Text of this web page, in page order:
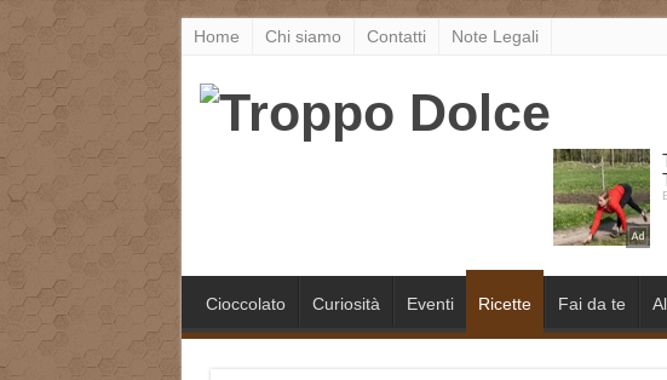
Home Chi siamo Contatti Note Legali
Cioccolato Curiosità Eventi Ricette Fai da te